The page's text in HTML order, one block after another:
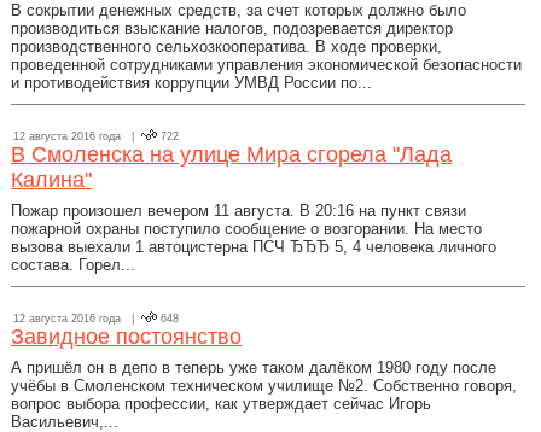
В сокрытии денежных средств, за счет которых должно было
производиться взыскание налогов, подозревается директор
производственного сельхозкооператива. В ходе проверки,
проведенной сотрудниками управления экономической безопасности
и противодействия коррупции УМВД России по...
12 августа 2016 года | 722
В Смоленска на улице Мира сгорела "Лада
Калина"
Пожар произошел вечером 11 августа. В 20:16 на пункт связи
пожарной охраны поступило сообщение о возгорании. На место
вызова выехали 1 автоцистерна ПСЧ ЂЂЂ 5, 4 человека личного
состава. Горел...
12 августа 2016 года | 648
Завидное постоянство
А пришёл он в депо в теперь уже таком далёком 1980 году после
учёбы в Смоленском техническом училище №2. Собственно говоря,
вопрос выбора профессии, как утверждает сейчас Игорь
Васильевич,...